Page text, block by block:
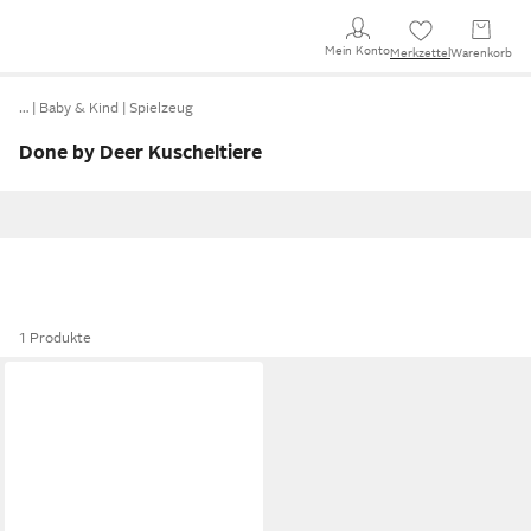
Mein KontoMerkzettel Warenkorb
… Baby & Kind Spielzeug
Done by Deer Kuscheltiere
1 Produkte